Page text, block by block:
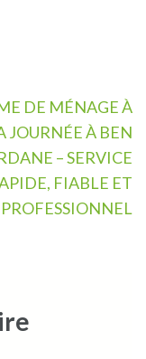
DE MÉNAGE À
JOURNÉE À BEN
– SERVICE
FIABLE ET
PROFESSIONNEL